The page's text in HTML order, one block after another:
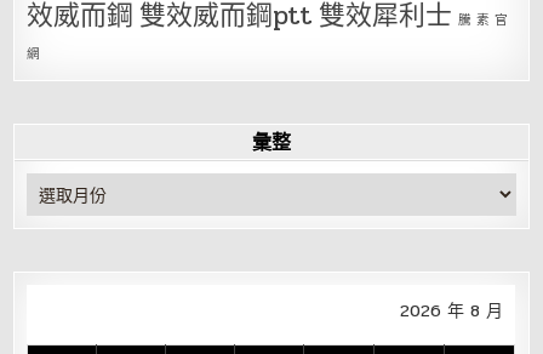
效威而鋼 雙效威而鋼ptt 雙效犀利士 騰 素 官
網
彙整
彙
整
2026 年 8 月